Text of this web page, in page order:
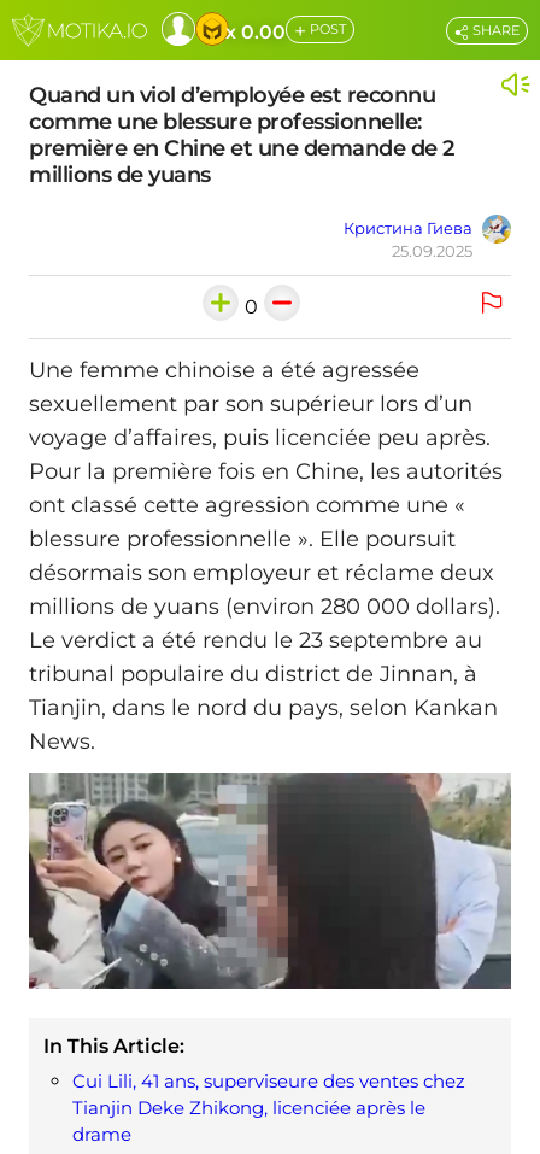
x 0.00 + POST
Quand un viol d’employée est reconnu
comme une blessure professionnelle:
première en Chine et une demande de 2
millions de yuans
Кристина Гиева
25.09.2025
SHARE
0
Une femme chinoise a été agressée
sexuellement par son supérieur lors d’un
voyage d’affaires, puis licenciée peu après.
Pour la première fois en Chine, les autorités
ont classé cette agression comme une «
blessure professionnelle ». Elle poursuit
désormais son employeur et réclame deux
millions de yuans (environ 280 000 dollars).
Le verdict a été rendu le 23 septembre au
tribunal populaire du district de Jinnan, à
Tianjin, dans le nord du pays, selon Kankan
News.
In This Article:
Cui Lili, 41 ans, superviseure des ventes chez
Tianjin Deke Zhikong, licenciée après le
drame